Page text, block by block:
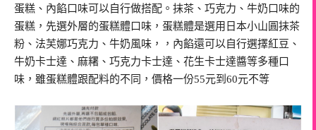
蛋糕、內餡口味可以自行做搭配。抹茶、巧克力、牛奶口味的
蛋糕，先選外層的蛋糕體口味，蛋糕體是選用日本小山圓抹茶
粉、法芙娜巧克力、牛奶風味，，內餡還可以自行選擇紅豆、
牛奶卡士達、麻糬、巧克力卡士達、花生卡士達醬等多種口
味，雖蛋糕體跟配料的不同，價格一份55元到60元不等